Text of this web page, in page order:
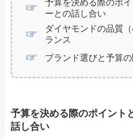
予算を決める際のポ
ーとの話し合い
ダイヤモンドの品質
ランス
ブランド選びと予算
予算を決める際のポイント
話し合い